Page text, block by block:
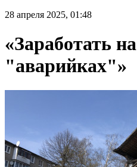
28 апреля 2025, 01:48
«Заработать на
"аварийках"»